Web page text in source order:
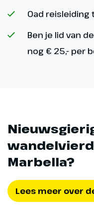
Oad reisleiding
Ben je lid van
nog € 25,- per
Marbella?
Lees meer over